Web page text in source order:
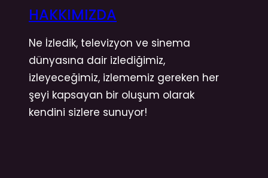
HAKKIMIZDA
Ne İzledik, televizyon ve sinema
dünyasına dair izlediğimiz,
izleyeceğimiz, izlememiz gereken her
şeyi kapsayan bir oluşum olarak
kendini sizlere sunuyor!